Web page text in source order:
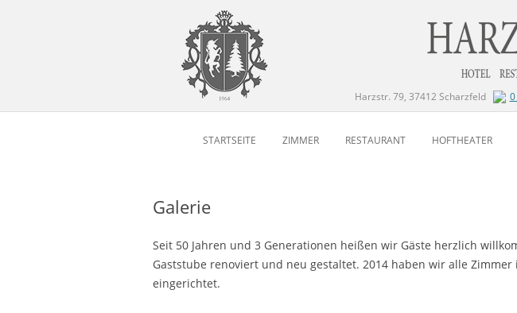
Harzstr. 79, 37412 Scharzfeld
STARTSEITE ZIMMER RESTAURANT HOFTHEATER
Galerie
Seit 50 Jahren und 3 Generationen heißen wir Gäste herzlich
Gaststube renoviert und neu gestaltet. 2014 haben wir alle
eingerichtet.